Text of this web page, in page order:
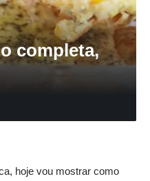
completa,
hoje vou mostrar como